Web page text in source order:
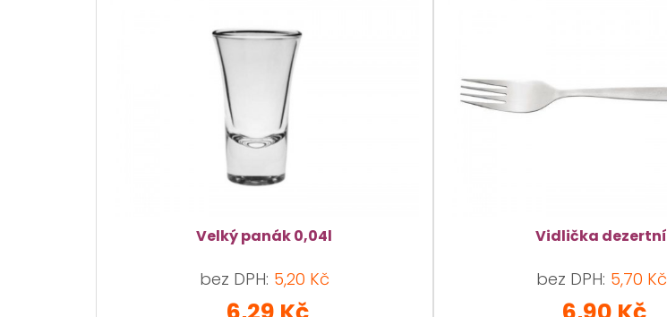
Velký panák 0,04l
bez DPH: 5,20 Kč
Vidlička dezertní
bez DPH: 5,70 Kč